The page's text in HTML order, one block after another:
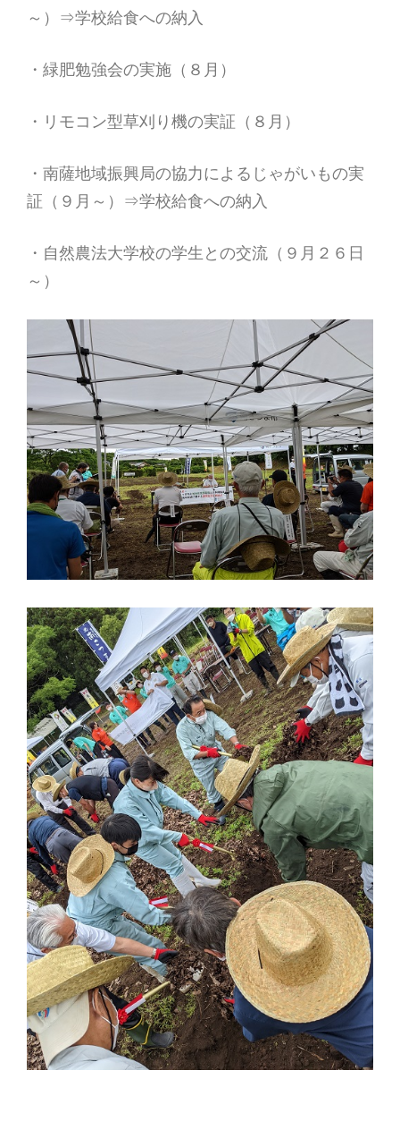
～）⇒学校給食への納入
・緑肥勉強会の実施（８月）
・リモコン型草刈り機の実証（８月）
・南薩地域振興局の協力によるじゃがいもの実
証（９月～）⇒学校給食への納入
・自然農法大学校の学生との交流（９月２６日
～）